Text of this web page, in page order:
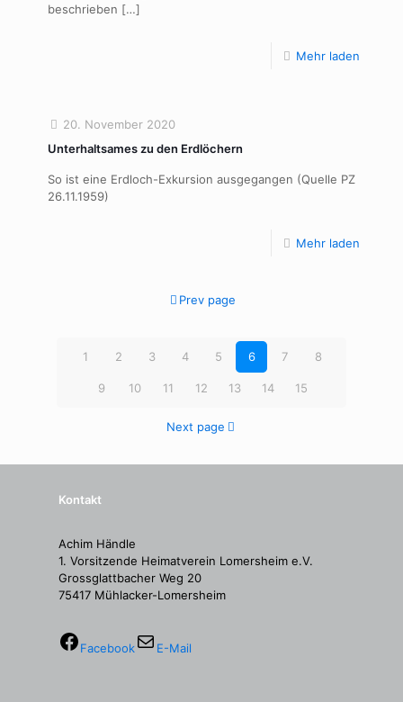
beschrieben […]
Mehr laden
20. November 2020
Unterhaltsames zu den Erdlöchern
So ist eine Erdloch-Exkursion ausgegangen (Quelle PZ
26.11.1959)
Mehr laden
Prev page
1 2 3 4 5 6 7 8
9 10 11 12 13 14 15
Next page
Kontakt
Achim Händle
1. Vorsitzende Heimatverein Lomersheim e.V.
Grossglattbacher Weg 20
75417 Mühlacker-Lomersheim
Facebook E-Mail